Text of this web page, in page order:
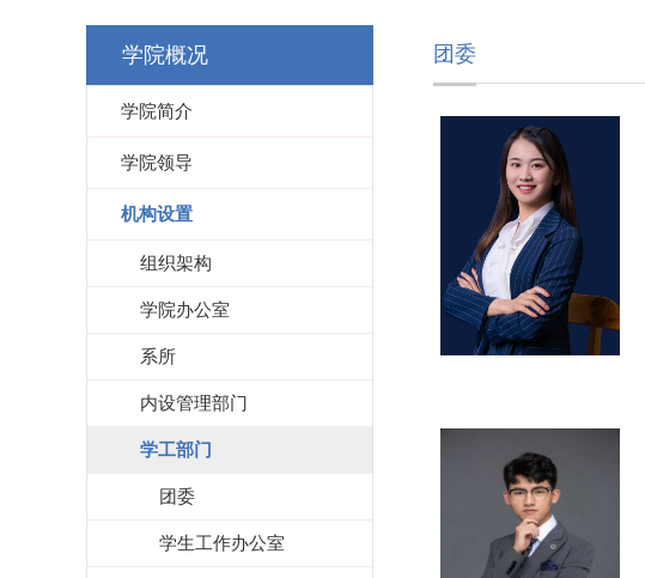
学院概况
学院简介
学院领导
机构设置
组织架构
学院办公室
系所
内设管理部门
学工部门
团委
学生工作办公室
团委